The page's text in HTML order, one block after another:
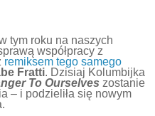
tym roku na naszych
współpracy z
remiksem tego samego
Fratti. Dzisiaj Kolumbijka
To Ourselves zostanie
– i podzieliła się nowym